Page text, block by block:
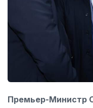
Премьер-Министр